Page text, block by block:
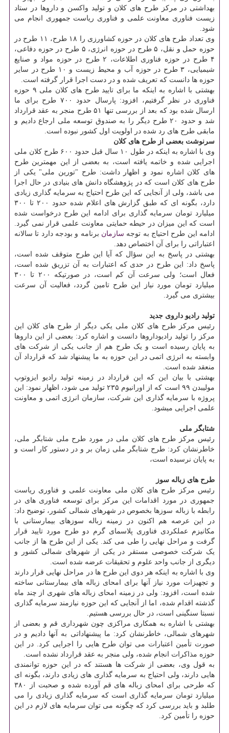
بهداشتی در مرکز طرح های کلان و تولید واکسن و داروها در ستاد
زیست فناوری معاونت علمی و فناوری ریاست جمهوری انجام می
شود.
وی تعداد طرح های کلان در حوزه کشاورزی را ۱۸ طرح، ۱۱ طرح در
حوزه حمل و نقل، ۵ طرح در حوزه انرژی، ۵ طرح در حوزه دفاعی،
۴ طرح در حوزه فناوری اطلاعات، ۲ طرح در حوزه مواد و صنایع
شیمیایی، ۳ طرح در حوزه آب و محیط زیست و ۱۰ طرح در سایر
حوزه ها دانست که تعریف شده و در دست اجرا قرار گرفته است.
بهشتی با اشاره به اینکه ما برای تایید طرح های کلان ملی ۹ حوزه
فناوری در نظر گرفتیم، افزود: پارسال حدود ۷۰۰ طرح برای ما
ارسال شده بود که بعد از بررسی تنها ۵۱ طرح منجر به عقد قرارداد
شد و حدود ۲۰ طرح دیگر را به صندوق توسعه ملی ارجاع دادیم و
مابقی طرح های رد شده در اولویت اول کشور نبوده است.
سرنوشت بعضی از طرح های کلان
وی با اشاره به اینکه در طول ۱۰ سال قبل حدود ۶۰۰ طرح کلان ملی
اجرایی شده و خاتمه یافته است، به بعضی از این مهمترین طرح
های کلان اشاره نمود و اظهار داشت: طرح "تورین ملی" یکی از
طرح های کلان است که در پژوهشگاه دانش های بنیادی در حال اجرا
می باشد، ولی از آنجایی که این طرح احتیاج به سرمایه گذاری زیادی
دارد، بگونه ای که طبق گزارش های اعلام شده حدود ۲۰۰ تا ۳۰۰
میلیارد تومان سرمایه گذاری برای ادامه این طرح درخواست شده
است که این میزان در حیطه حمایتی معاونت علمی قرار نمی گیرد.
ادامه این طرح احتیاج به توجه سازمان برنامه و بودجه دارد تا سالانه
اعتباراتی را برای آن اختصاص دهد.
بهشتی در پاسخ به این سؤال که آیا این طرح متوقف شده است،
پاسخ داد: این طرح در حدی که اعتبارات به آن تزریق شده است،
فعال است؛ ولی سرعت آن کم است، در صورتیکه ۲۰۰ تا ۳۰۰
میلیارد تومان مورد نیاز این طرح تامین گردد، فعالیت آن سرعت
بیشتری می گیرد.
تولید رادیو داروی جدید
رئیس مرکز طرح های کلان ملی یکی دیگر از طرح های کلان این
مرکز را تولید رادیوداروها دانست و اشاره کرد: بعضی از این داروها
به پایان رسیده است و یک طرح هم از جانب یکی از شرکت های
وابسته به انرژی اتمی در این حوزه به ما پیشنهاد شد که قرارداد آن
منعقد شده است.
بهشتی با بیان این که این قرارداد در زمینه تولید رادیو ایزوتوپ
مولیبدن ۹۹ است که از اورانیوم ۲۳۵ تولید می شود، اظهار نمود: این
پروژه با سرمایه گذاری این شرکت، سازمان انرژی اتمی و معاونت
علمی اجرایی می‎شود.
شتابگر ملی
رئیس مرکز طرح های کلان ملی در مورد طرح ملی شتابگر ملی،
خاطرنشان کرد: طرح شتابگر ملی زمان بر و در دستور کار است و
به پایان نرسیده است،
طرح های زباله سوز
رئیس مرکز طرح های کلان ملی معاونت علمی و فناوری ریاست
جمهوری در مورد اقدامات این مرکز برای توسعه فناوری های در
رابطه با زباله سوزها بخصوص در شهرهای شمالی کشور، توضیح داد:
در این عرصه هم اکنون در زمینه زباله سوزهای بیمارستانی با
مکانیزم عملکردی فناوری پلاسمای گرم دو طرح مورد تایید قرار
گرفت و مراحل نهایی را طی می کند. یکی از این طرح ها از جانب
یک شرکت خصوصی مستقر در یکی از شهرهای شمالی کشور و
دیگری از جانب واحد علوم و تحقیقات عرضه شده است.
وی با اشاره به اینکه هر دوی این طرح ها در مراحل نهایی قرار دارند
و تجهیزات مورد نیاز آنها برای امحای زباله های بیمارستانی ساخته
شده است، افزود: ولی در زمینه امحای زباله های شهری از چند ماه
گذشته اقدام شده، اما از آنجایی که این حوزه نیازمند سرمایه گذاری
نسبتا سنگینی است، در حال بررسی هستیم.
بهشتی با اشاره به همکاری مراکزی چون شهرداری قم و بعضی از
شهرهای شمالی، خاطرنشان کرد: ما پیشنهاداتی به آنها دادیم و در
صورت تأمین اعتبارات می توان طرح هایی را اجرایی کرد. در این
حوزه مذاکرات انجام شده، ولی منجر به عقد قرارداد نشده است.
به قول وی، بعضی از شرکت ها هستند که در این حوزه توانمندی
هایی دارند، ولی احتیاج به سرمایه گذاری های زیادی دارند، بگونه ای
که طرحی برای امحای زباله های قم آورده شده و صحبت از ۳۸۰
میلیارد تومان سرمایه گذاری است که سرمایه گذاری زیادی را می
طلبد و باید بررسی کرد که چگونه می توان سرمایه های لازم در این
حوزه را تأمین کرد.